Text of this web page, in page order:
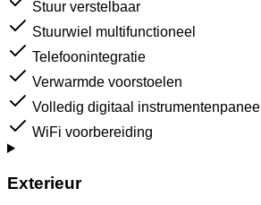
Stuur verstelbaar
Stuurwiel multifunctioneel
Telefoonintegratie
Verwarmde voorstoelen
Volledig digitaal instrumentenpaneel
WiFi voorbereiding
Exterieur